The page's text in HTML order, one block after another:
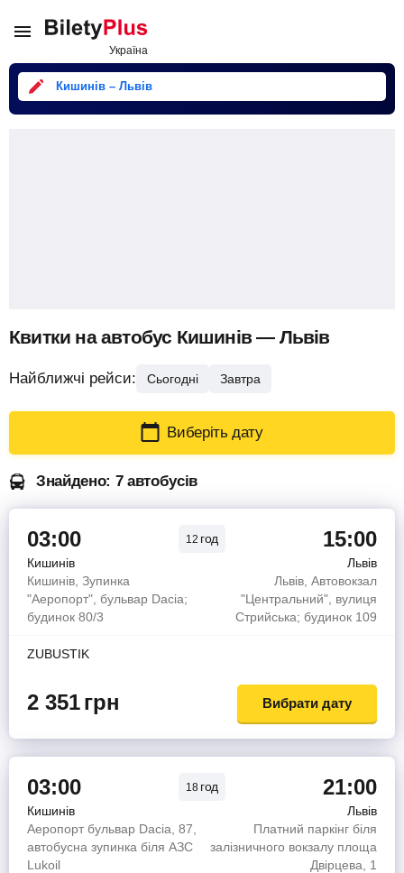
Кишинів – Львів
Квитки на автобус Кишинів — Львів
Найближчі рейси: Сьогодні Завтра
Виберіть дату
Знайдено: 7 автобусів
03:00 12 год 15:00
Кишинів
Львів
Кишинів, Зупинка
"Аеропорт", бульвар Dacia;
будинок 80/3
Львів, Автовокзал
"Центральний", вулиця
Стрийська; будинок 109
ZUBUSTIK
2 351грн Вибрати дату
03:00 18 год 21:00
Кишинів
Львів
Аеропорт бульвар Dacia, 87,
автобусна зупинка біля АЗС
Lukoil
Платний паркінг біля
залізничного вокзалу площа
Двірцева, 1